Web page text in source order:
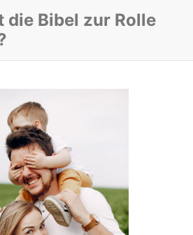
die Bibel zur Rolle